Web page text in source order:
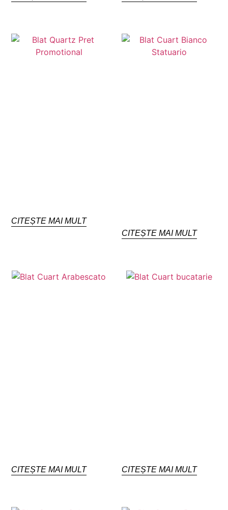
CITEȘTE MAI MULT
CITEȘTE MAI MULT
CITEȘTE MAI MULT CITEȘTE MAI MULT